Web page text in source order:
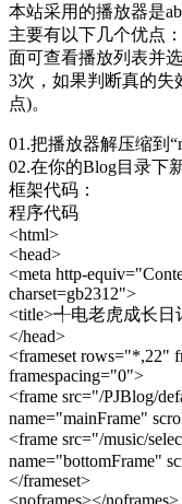
本站采用的播放器是
主要有以下几个优点
面可查看播放列表并
3次，如果判断真的失
点)。
01.把播放器解压缩到
02.在你的Blog目录下
框架代码：
程序代码
<html>
<head>
<meta http-
charset=gb2312">
<title>╃电老虎成长日
</head>
<frameset rows="*,22"
framespacing="0">
<frame src="/PJBlog/
name="mainFrame"
<frame src="/music/
name="bottomFrame"
</frameset>
<noframes></noframes>